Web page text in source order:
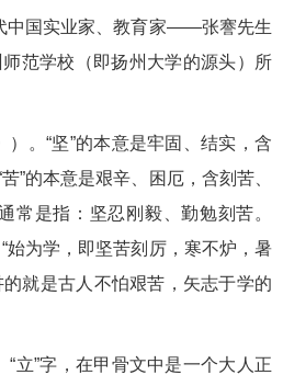
中国实业家、教育家——张謇先生
范学校（即扬州大学的源头）所
）。“坚”的本意是牢固、结实，含
”的本意是艰辛、困厄，含刻苦、
常是指：坚忍刚毅、勤勉刻苦。
“始为学，即坚苦刻厉，寒不炉，暑
就是古人不怕艰苦，矢志于学的
“立”字，在甲骨文中是一个大人正